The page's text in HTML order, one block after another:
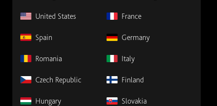
United States France
Spain Germany
Romania Italy
Czech Republic Finland
Hungary Slovakia